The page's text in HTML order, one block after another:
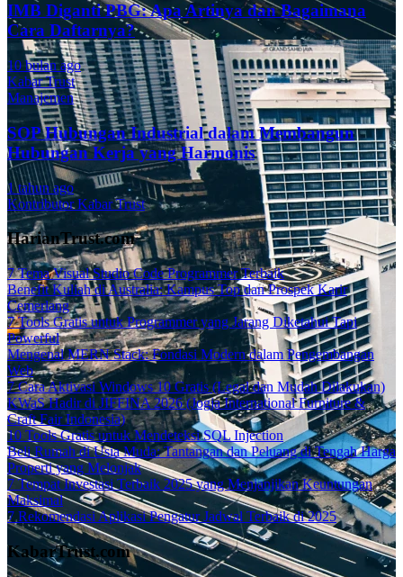
IMB Diganti PBG: Apa Artinya dan Bagaimana
Cara Daftarnya?
10 bulan ago
Kabar Trust
Manajemen
SOP Hubungan Industrial dalam Membangun
Hubungan Kerja yang Harmonis
1 tahun ago
Kontributor Kabar Trust
HarianTrust.com
7 Tema Visual Studio Code Programmer Terbaik
Benefit Kuliah di Australia: Kampus Top dan Prospek Karir
Cemerlang
7 Tools Gratis untuk Programmer yang Jarang Diketahui Tapi
Powerful
Mengenal MERN Stack: Fondasi Modern dalam Pengembangan
Web
7 Cara Aktivasi Windows 10 Gratis (Legal dan Mudah Dilakukan)
KWaS Hadir di JIFFINA 2026 (Jogja International Furniture &
Craft Fair Indonesia)
10 Tools Gratis untuk Mendeteksi SQL Injection
Beli Rumah di Usia Muda: Tantangan dan Peluang di Tengah Harga
Properti yang Melonjak
7 Tempat Investasi Terbaik 2025 yang Menjanjikan Keuntungan
Maksimal
7 Rekomendasi Aplikasi Pengatur Jadwal Terbaik di 2025
KabarTrust.com